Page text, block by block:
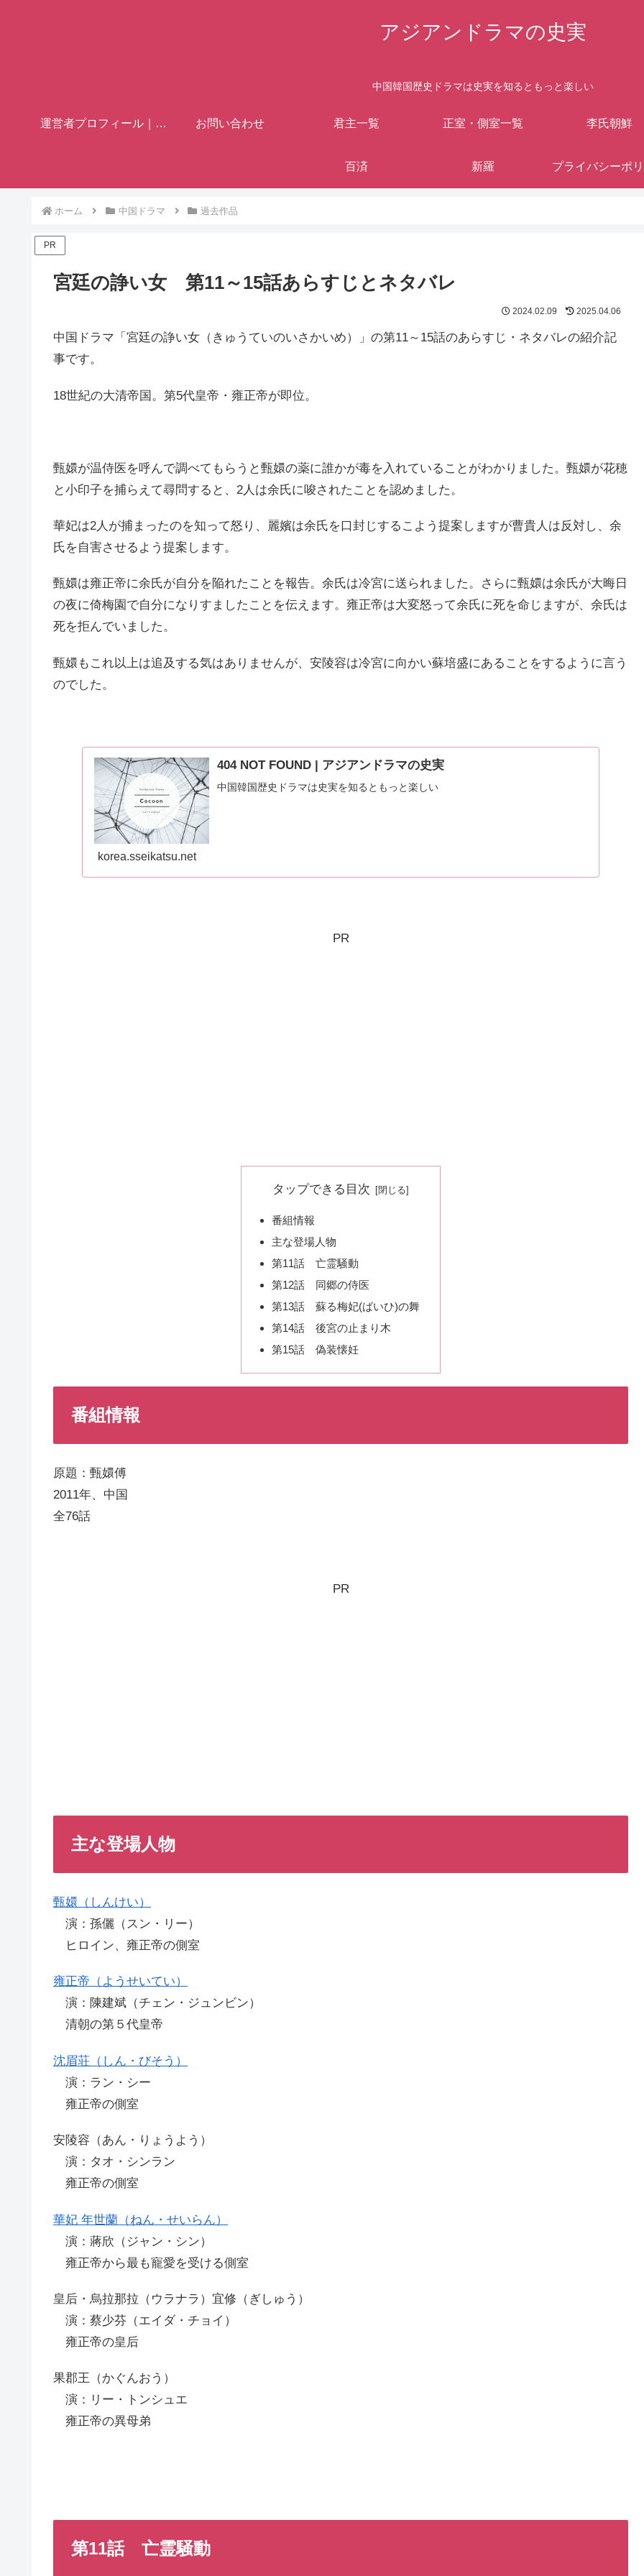
アジアンドラマの史実
中国韓国歴史ドラマは史実を知るともっと楽しい
運営者プロフィール｜歴史ブロガー「フミヤ」 お問い合わせ 君主一覧 正室・側室一覧 李氏朝鮮
百済 新羅 プライバシーポ
ホーム 中国ドラマ 過去作品
PR
宮廷の諍い女 第11～15話あらすじとネタバレ
2024.02.09 2025.04.06
中国ドラマ「宮廷の諍い女（きゅうていのいさかいめ）」の第11～15話のあらすじ・ネタバレの紹介記
事です。
18世紀の大清帝国。第5代皇帝・雍正帝が即位。
甄嬛が温侍医を呼んで調べてもらうと甄嬛の薬に誰かが毒を入れていることがわかりました。甄嬛が花穂
と小印子を捕らえて尋問すると、2人は余氏に唆されたことを認めました。
華妃は2人が捕まったのを知って怒り、麗嬪は余氏を口封じするこよう提案しますが曹貴人は反対し、余
氏を自害させるよう提案します。
甄嬛は雍正帝に余氏が自分を陥れたことを報告。余氏は冷宮に送られました。さらに甄嬛は余氏が大晦日
の夜に倚梅園で自分になりすましたことを伝えます。雍正帝は大変怒って余氏に死を命じますが、余氏は
死を拒んでいました。
甄嬛もこれ以上は追及する気はありませんが、安陵容は冷宮に向かい蘇培盛にあることをするように言う
のでした。
404 NOT FOUND | アジアンドラマの史実
中国韓国歴史ドラマは史実を知るともっと楽しい
korea.sseikatsu.net
PR
タップできる目次
番組情報
主な登場人物
第11話 亡霊騒動
第12話 同郷の侍医
第13話 蘇る梅妃(ばいひ)の舞
第14話 後宮の止まり木
第15話 偽装懐妊
番組情報
原題：甄嬛傅
2011年、中国
全76話
PR
主な登場人物
甄嬛（しんけい）
演：孫儷（スン・リー）
ヒロイン、雍正帝の側室
雍正帝（ようせいてい）
演：陳建斌（チェン・ジュンビン）
清朝の第５代皇帝
沈眉荘（しん・びそう）
演：ラン・シー
雍正帝の側室
安陵容（あん・りょうよう）
演：タオ・シンラン
雍正帝の側室
華妃 年世蘭（ねん・せいらん）
演：蔣欣（ジャン・シン）
雍正帝から最も寵愛を受ける側室
皇后・烏拉那拉（ウラナラ）宜修（ぎしゅう）
演：蔡少芬（エイダ・チョイ）
雍正帝の皇后
果郡王（かぐんおう）
演：リー・トンシュエ
雍正帝の異母弟
第11話 亡霊騒動